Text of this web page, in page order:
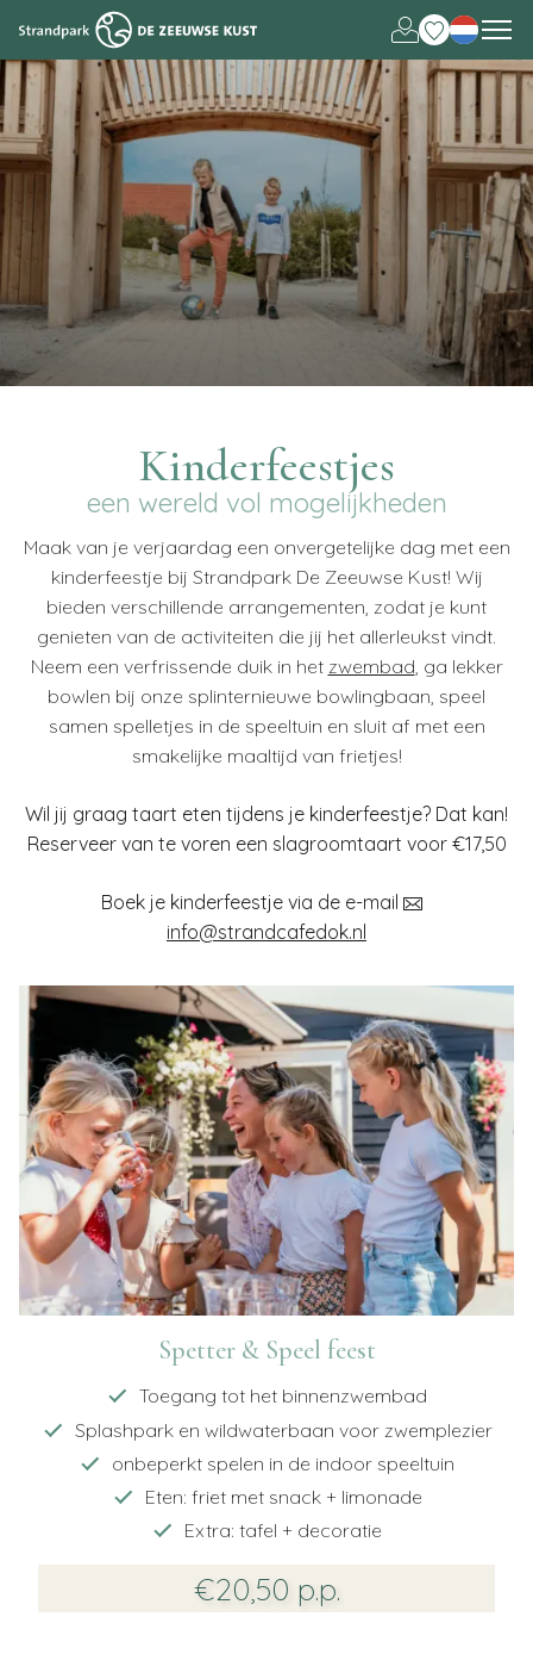
English
Kinderfeestjes
een wereld vol mogelijkheden
Maak van je verjaardag een onvergetelijke dag met een
kinderfeestje bij Strandpark De Zeeuwse Kust! Wij
bieden verschillende arrangementen, zodat je kunt
genieten van de activiteiten die jij het allerleukst vindt.
Neem een verfrissende duik in het zwembad , ga lekker
bowlen bij onze splinternieuwe bowlingbaan, speel
samen spelletjes in de speeltuin en sluit af met een
smakelijke maaltijd van frietjes!
Wil jij graag taart eten tijdens je kinderfeestje? Dat kan!
Reserveer van te voren een slagroomtaart voor €17,50
Boek je kinderfeestje via de e-mail
info@strandcafedok.nl
Spetter & Speel feest
Toegang tot het binnenzwembad
Splashpark en wildwaterbaan voor zwemplezier
onbeperkt spelen in de indoor speeltuin
Eten: friet met snack + limonade
Extra: tafel + decoratie
€20,50 p.p.